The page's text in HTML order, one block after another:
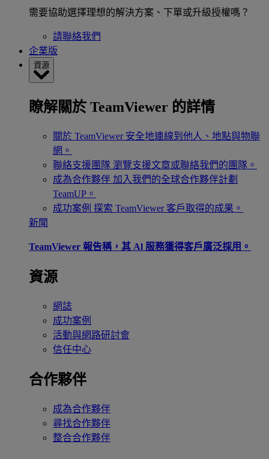
需要協助選擇理想的解決方案、下單或升級授權嗎？
請聯絡我們
企業版
資源
瞭解關於 TeamViewer 的詳情
關於 TeamViewer 安全地連線到他人、地點與物聯
網。
聯絡支援團隊 瀏覽支援文章或聯絡我們的團隊。
成為合作夥伴 加入我們的全球合作夥伴計劃
TeamUP。
成功案例 探索 TeamViewer 客戶取得的成果。
新聞
TeamViewer 報告稱，其 Al 服務獲得客戶廣泛採用。
資源
網誌
成功案例
活動與網路研討會
信任中心
合作夥伴
成為合作夥伴
尋找合作夥伴
整合合作夥伴